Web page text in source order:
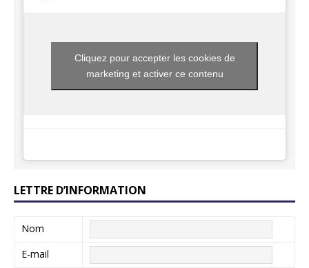
Cliquez pour accepter les cookies de
marketing et activer ce contenu
LETTRE D’INFORMATION
Nom
E-mail